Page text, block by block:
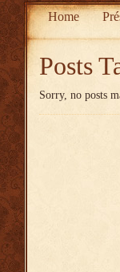
Home
Posts
Sorry, no posts